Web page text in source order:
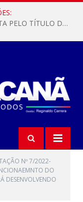
MARACANÃ SAI NA FRENTE NA DISPUTA PELO TÍTULO DA COPA PARÁ SUB-17!
Nº 7/2022-
DO
DESENVOLVENDO